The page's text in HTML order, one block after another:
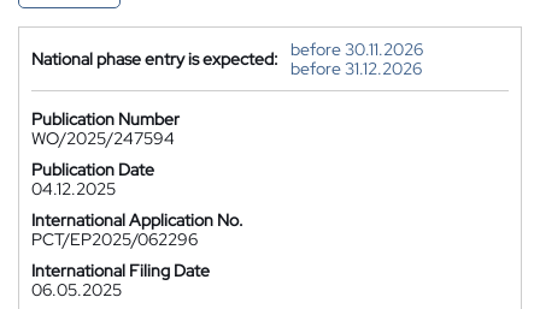
National phase entry is expected:
before 30.11.2026
before 31.12.2026
Publication Number
WO/2025/247594
Publication Date
04.12.2025
International Application No.
PCT/EP2025/062296
International Filing Date
06.05.2025